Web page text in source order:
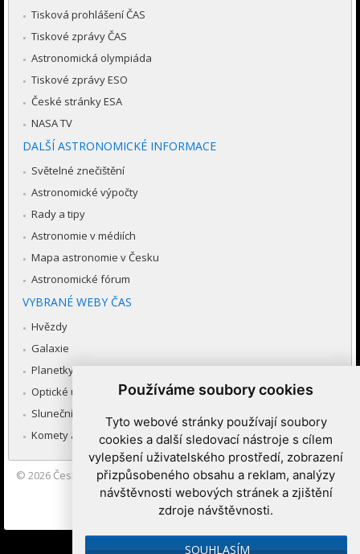
Používáme soubory cookies
Tyto webové stránky používají soubory
cookies a další sledovací nástroje s cílem
vylepšení uživatelského prostředí, zobrazení
přizpůsobeného obsahu a reklam, analýzy
návštěvnosti webových stránek a zjištění
zdroje návštěvnosti.
SOUHLASÍM
Tisková prohlášení ČAS
Tiskové zprávy ČAS
Astronomická olympiáda
Tiskové zprávy ESO
České stránky ESA
NASA TV
DALŠÍ ASTRONOMICKÉ INFORMACE
Světelné znečištění
Astronomické výpočty
Rady a tipy
Astronomie v médiích
Mapa astronomie v Česku
Astronomické fórum
VYBRANÉ WEBY ČAS
Hvězdy
Galaxie
Planetky
Optické úkazy v atmosféře
Sluneční soustava
Komety a meteory
© 2026 Česká astronomická společnost|Hvězdárna a planetárium
Brno spolupracuje se serverem Astro.cz